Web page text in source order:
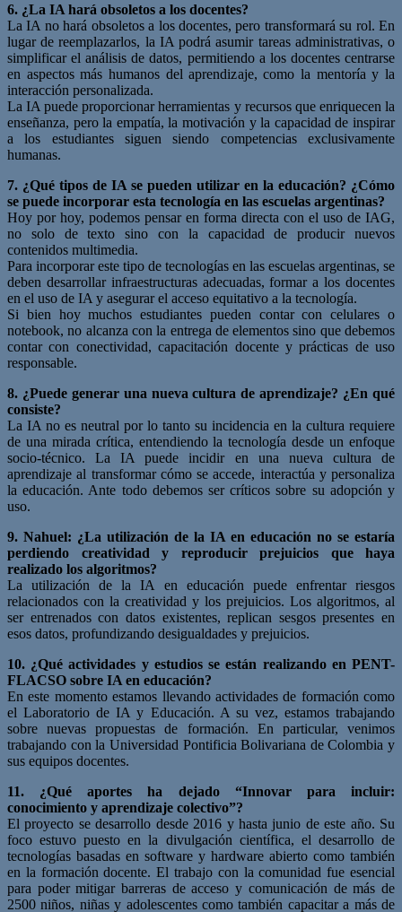
6. ¿La IA hará obsoletos a los docentes?
La IA no hará obsoletos a los docentes, pero transformará su rol. En
lugar de reemplazarlos, la IA podrá asumir tareas administrativas, o
simplificar el análisis de datos, permitiendo a los docentes centrarse
en aspectos más humanos del aprendizaje, como la mentoría y la
interacción personalizada.
La IA puede proporcionar herramientas y recursos que enriquecen la
enseñanza, pero la empatía, la motivación y la capacidad de inspirar
a los estudiantes siguen siendo competencias exclusivamente
humanas.
7. ¿Qué tipos de IA se pueden utilizar en la educación? ¿Cómo
se puede incorporar esta tecnología en las escuelas argentinas?
Hoy por hoy, podemos pensar en forma directa con el uso de IAG,
no solo de texto sino con la capacidad de producir nuevos
contenidos multimedia.
Para incorporar este tipo de tecnologías en las escuelas argentinas, se
deben desarrollar infraestructuras adecuadas, formar a los docentes
en el uso de IA y asegurar el acceso equitativo a la tecnología.
Si bien hoy muchos estudiantes pueden contar con celulares o
notebook, no alcanza con la entrega de elementos sino que debemos
contar con conectividad, capacitación docente y prácticas de uso
responsable.
8. ¿Puede generar una nueva cultura de aprendizaje? ¿En qué
consiste?
La IA no es neutral por lo tanto su incidencia en la cultura requiere
de una mirada crítica, entendiendo la tecnología desde un enfoque
socio-técnico. La IA puede incidir en una nueva cultura de
aprendizaje al transformar cómo se accede, interactúa y personaliza
la educación. Ante todo debemos ser críticos sobre su adopción y
uso.
9. Nahuel: ¿La utilización de la IA en educación no se estaría
perdiendo creatividad y reproducir prejuicios que haya
realizado los algoritmos?
La utilización de la IA en educación puede enfrentar riesgos
relacionados con la creatividad y los prejuicios. Los algoritmos, al
ser entrenados con datos existentes, replican sesgos presentes en
esos datos, profundizando desigualdades y prejuicios.
10. ¿Qué actividades y estudios se están realizando en PENT-
FLACSO sobre IA en educación?
En este momento estamos llevando actividades de formación como
el Laboratorio de IA y Educación. A su vez, estamos trabajando
sobre nuevas propuestas de formación. En particular, venimos
trabajando con la Universidad Pontificia Bolivariana de Colombia y
sus equipos docentes.
11. ¿Qué aportes ha dejado “Innovar para incluir:
conocimiento y aprendizaje colectivo”?
El proyecto se desarrollo desde 2016 y hasta junio de este año. Su
foco estuvo puesto en la divulgación científica, el desarrollo de
tecnologías basadas en software y hardware abierto como también
en la formación docente. El trabajo con la comunidad fue esencial
para poder mitigar barreras de acceso y comunicación de más de
2500 niños, niñas y adolescentes como también capacitar a más de